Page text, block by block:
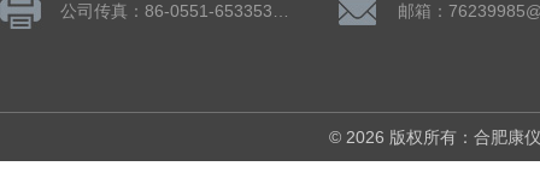
邮箱：
© 2026 版权所有：合肥康